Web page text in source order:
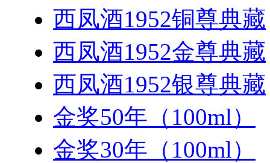
西凤酒1952铜尊典藏
西凤酒1952金尊典藏
西凤酒1952银尊典藏
金奖50年（100ml）
金奖30年（100ml）